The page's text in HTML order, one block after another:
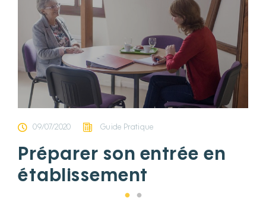
09/07/2020 Guide Pratique
Préparer son entrée en
établissement